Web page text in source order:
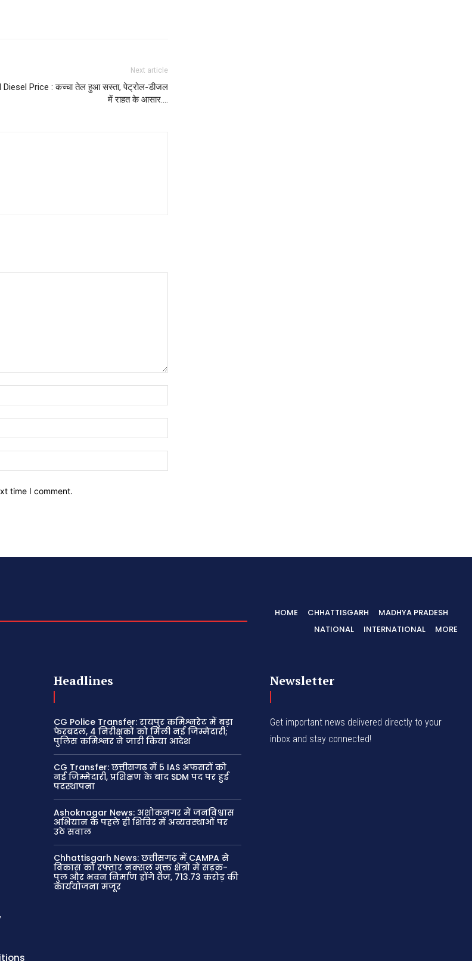
Next article
Diesel Price : कच्चा तेल हुआ सस्ता, पेट्रोल-डीजल
में राहत के आसार….
time I comment.
HOME CHHATTISGARH
MADHYA PRADESH
NATIONAL
INTERNATIONAL MORE
Headlines
CG Police Transfer: रायपुर कमिश्नरेट में बड़ा
फेरबदल, 4 निरीक्षकों को मिली नई जिम्मेदारी;
पुलिस कमिश्नर ने जारी किया आदेश
CG Transfer: छत्तीसगढ़ में 5 IAS अफसरों को
नई जिम्मेदारी, प्रशिक्षण के बाद SDM पद पर हुई
पदस्थापना
Ashoknagar News: अशोकनगर में जनविश्वास
अभियान के पहले ही शिविर में अव्यवस्थाओं पर
उठे सवाल
Chhattisgarh News: छत्तीसगढ़ में CAMPA से
विकास को रफ्तार नक्सल मुक्त क्षेत्रों में सड़क-
पुल और भवन निर्माण होंगे तेज, 713.73 करोड़ की
कार्ययोजना मंजूर
Newsletter
Get important news delivered directly to your
inbox and stay connected!